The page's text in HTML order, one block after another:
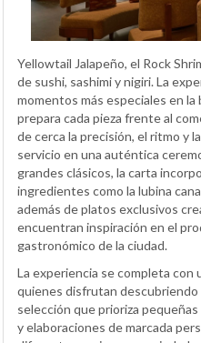
Yellowtail Jalapeño, el Rock
de sushi, sashimi y nigiri. La
momentos más especiales en
prepara cada pieza frente al
de cerca la precisión, el ritmo y
servicio en una auténtica
grandes clásicos, la carta
ingredientes como la lubina
además de platos exclusivos
encuentran inspiración en el
gastronómico de la ciudad.
La experiencia se completa con
quienes disfrutan descubriendo
selección que prioriza
y elaboraciones de marcada